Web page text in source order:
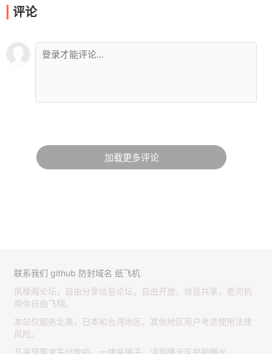
评论
加载更多评论
联系我们 github 防封域名 纸飞机
凤楼阁论坛，自由分享信息论坛，自由开放，信息共享，老司机
带你自由飞翔。
本站仅服务北美，日本和台湾地区，其他地区用户考虑使用法律
风险。
凡是现要求先付款的，一律是骗子，请到曝光区举报曝光。